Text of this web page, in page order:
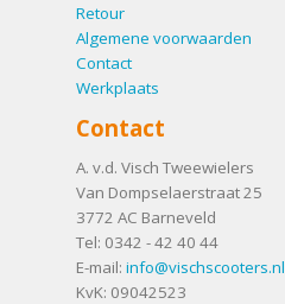
Retour
Algemene voorwaarden
Contact
Werkplaats
Contact
A. v.d. Visch Tweewielers
Van Dompselaerstraat 25
3772 AC Barneveld
Tel: 0342 - 42 40 44
E-mail: info@vischscooters.nl
KvK: 09042523